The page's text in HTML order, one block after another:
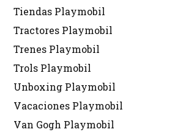
Tiendas Playmobil
Tractores Playmobil
Trenes Playmobil
Trols Playmobil
Unboxing Playmobil
Vacaciones Playmobil
Van Gogh Playmobil